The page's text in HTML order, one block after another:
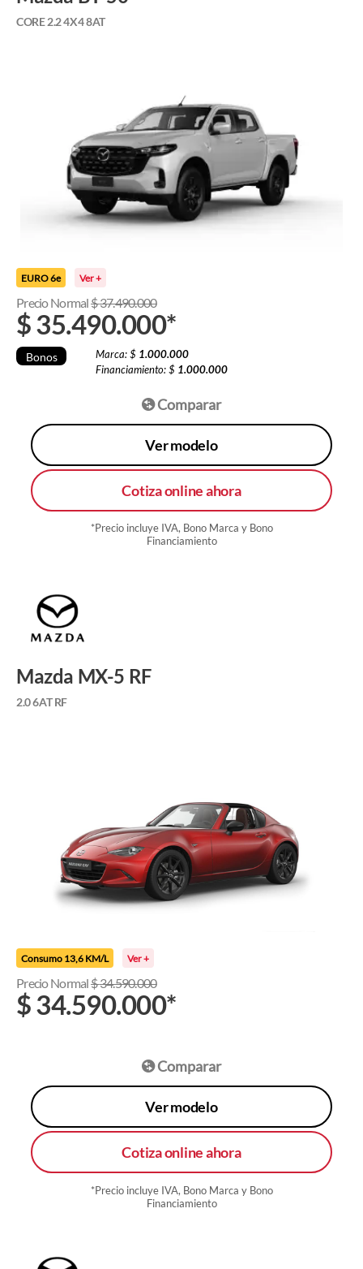
CORE 2.2 4X4 8AT
EURO 6e Ver +
Precio Normal$37.490.000
$35.490.000*
Bonos Marca: $ 1.000.000
Financiamiento: $ 1.000.000
Comparar
Ver modelo
Cotiza online ahora
*Precio incluye IVA, Bono Marca y Bono
Financiamiento
Mazda MX-5 RF
2.0 6AT RF
Consumo 13,6 KM/L Ver +
Precio Normal$34.590.000
$34.590.000*
Comparar
Ver modelo
Cotiza online ahora
*Precio incluye IVA, Bono Marca y Bono
Financiamiento